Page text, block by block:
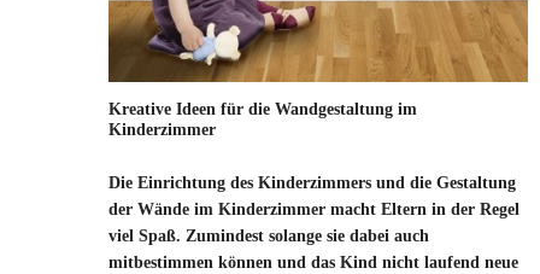
Kreative Ideen für die Wandgestaltung im
Kinderzimmer
Die Einrichtung des Kinderzimmers und die Gestaltung
der Wände im Kinderzimmer macht Eltern in der Regel
viel Spaß. Zumindest solange sie dabei auch
mitbestimmen können und das Kind nicht laufend neue